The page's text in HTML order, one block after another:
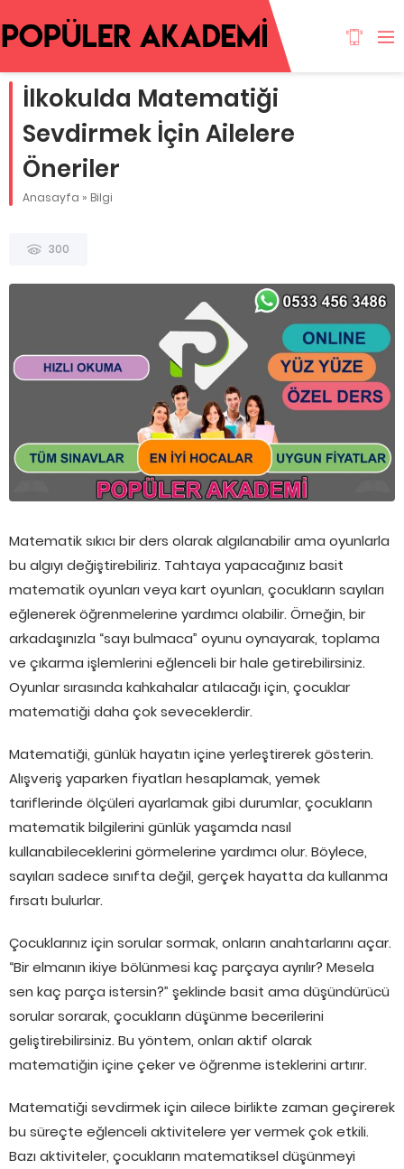
İlkokulda Matematiği
Sevdirmek İçin Ailelere
Öneriler
Anasayfa » Bilgi
300
Matematik sıkıcı bir ders olarak algılanabilir ama oyunlarla
bu algıyı değiştirebiliriz. Tahtaya yapacağınız basit
matematik oyunları veya kart oyunları, çocukların sayıları
eğlenerek öğrenmelerine yardımcı olabilir. Örneğin, bir
arkadaşınızla “sayı bulmaca” oyunu oynayarak, toplama
ve çıkarma işlemlerini eğlenceli bir hale getirebilirsiniz.
Oyunlar sırasında kahkahalar atılacağı için, çocuklar
matematiği daha çok seveceklerdir.
Matematiği, günlük hayatın içine yerleştirerek gösterin.
Alışveriş yaparken fiyatları hesaplamak, yemek
tariflerinde ölçüleri ayarlamak gibi durumlar, çocukların
matematik bilgilerini günlük yaşamda nasıl
kullanabileceklerini görmelerine yardımcı olur. Böylece,
sayıları sadece sınıfta değil, gerçek hayatta da kullanma
fırsatı bulurlar.
Çocuklarınız için sorular sormak, onların anahtarlarını açar.
“Bir elmanın ikiye bölünmesi kaç parçaya ayrılır? Mesela
sen kaç parça istersin?” şeklinde basit ama düşündürücü
sorular sorarak, çocukların düşünme becerilerini
geliştirebilirsiniz. Bu yöntem, onları aktif olarak
matematiğin içine çeker ve öğrenme isteklerini artırır.
Matematiği sevdirmek için ailece birlikte zaman geçirerek
bu süreçte eğlenceli aktivitelere yer vermek çok etkili.
Bazı aktiviteler, çocukların matematiksel düşünmeyi